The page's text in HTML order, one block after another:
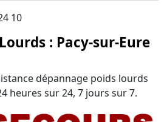
10
: Pacy-sur-Eure
dépannage poids lourds
heures sur 24, 7 jours sur 7.